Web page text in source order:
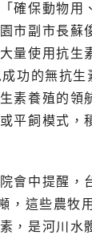
確保動物用
市副市長蘇
量使用抗生
成功的無抗
素養殖的領
平飼模式，
會中提醒，
，這些農牧
，是河川水